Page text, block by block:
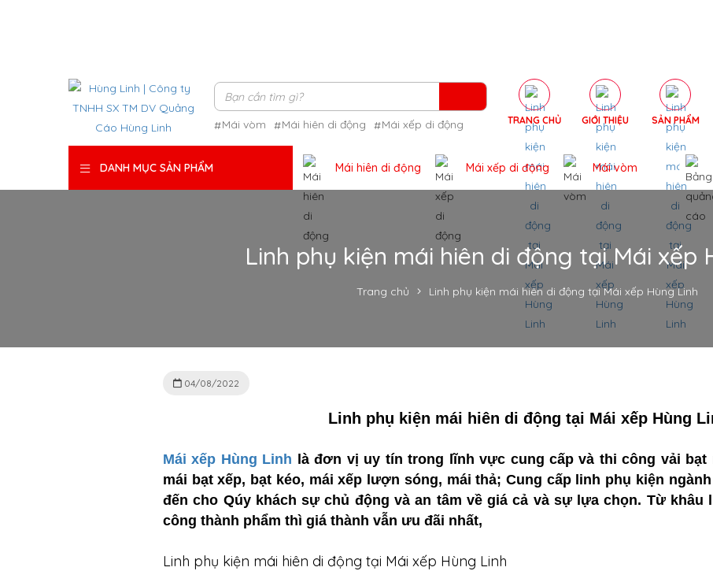
Mái vòm Mái hiên di động Mái xếp di động TRANG CHỦ GIỚI THIỆU SẢN PHẨM
DANH MỤC SẢN PHẨM Mái hiên di động Mái xếp di động Mái vòm
Linh phụ kiện mái hiên di động tại Mái xếp
Trang chủ Linh phụ kiện mái hiên di động tại Mái xếp Hùng Linh
04/08/2022
Linh phụ kiện mái hiên di động tại Mái xếp Hùng
Mái xếp Hùng Linh là đơn vị uy tín trong lĩnh vực cung cấp và thi công vải bạt
mái bạt xếp, bạt kéo, mái xếp lượn sóng, mái thả; Cung cấp linh phụ kiện
đến cho Qúy khách sự chủ động và an tâm về giá cả và sự lựa chọn. Từ khâu
công thành phẩm thì giá thành vẫn ưu đãi nhất,
Linh phụ kiện mái hiên di động tại Mái xếp Hùng Linh